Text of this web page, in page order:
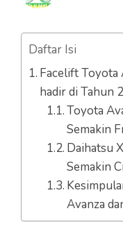
Daftar Isi
Facelift Toyota
hadir di Tahun
Toyota
Semakin
Daihatsu
Semakin
Avanza